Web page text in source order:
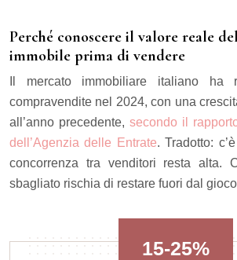
Perché conoscere il valore reale
immobile prima di vendere
Il mercato immobiliare italiano ha
compravendite nel 2024, con una
all’anno precedente, secondo il
dell’Agenzia delle Entrate. Tradotto:
concorrenza tra venditori resta alta.
sbagliato rischia di restare fuori dal
15-25%